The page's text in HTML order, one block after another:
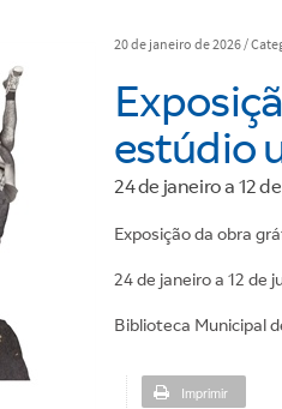
20 de janeiro de 2026/
estúdio
24 de janeiro a 12
Exposição da obra
24 de janeiro a 12 de
Biblioteca Municipal
Imprimir